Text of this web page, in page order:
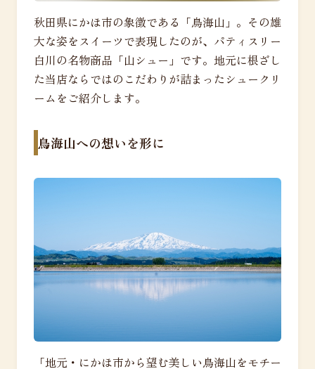
秋田県にかほ市の象徴である「鳥海山」。その雄
大な姿をスイーツで表現したのが、パティスリー
白川の名物商品「山シュー」です。地元に根ざし
た当店ならではのこだわりが詰まったシュークリ
ームをご紹介します。
鳥海山への想いを形に
「地元・にかほ市から望む美しい鳥海山をモチー